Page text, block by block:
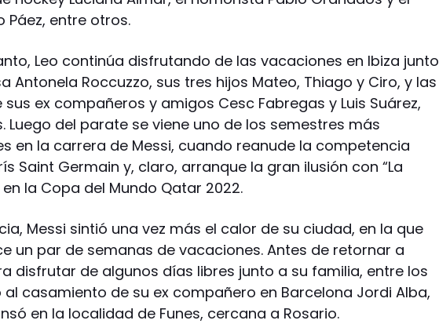
Páez, entre otros.
Leo continúa disfrutando de las vacaciones en Ibiza junto
Antonela Roccuzzo, sus tres hijos Mateo, Thiago y Ciro, y las
ex compañeros y amigos Cesc Fabregas y Luis Suárez,
Luego del parate se viene uno de los semestres más
en la carrera de Messi, cuando reanude la competencia
Saint Germain y, claro, arranque la gran ilusión con “La
en la Copa del Mundo Qatar 2022.
Messi sintió una vez más el calor de su ciudad, en la que
un par de semanas de vacaciones. Antes de retornar a
disfrutar de algunos días libres junto a su familia, entre los
al casamiento de su ex compañero en Barcelona Jordi Alba,
en la localidad de Funes, cercana a Rosario.